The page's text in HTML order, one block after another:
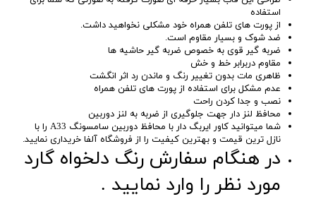
استفاده
از پورت های تلفن همراه خود مشکلی نخواهید داشت.
ضد شوک و بسیار مقاوم است.
ضربه گیر قوی به خصوص ضربه گیر حاشیه ها
مقاوم دربرابر خط و خش
ظاهری مات بدون تغییر رنگ و ماندن رد اثر انگشت
عدم مشکل برای استفاده از پورت های تلفن همراه
نصب و جدا کردن راحت
محافظ لنز دار جهت جلوگیری از ضربه به لنز دوربین
شما میتوانید کاور ایربگ دار با محافظ دوربین سامسونگ A33 را با
نازل ترین قیمت و بهترین کیفیت را از فروشگاه آلفا خریداری نمایید.
در هنگام سفارش رنگ دلخواه گارد
مورد نظر را وارد نمایید .